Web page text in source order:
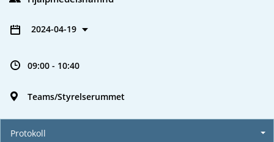
2024-04-19
09:00 - 10:40
Teams/Styrelserummet
Protokoll